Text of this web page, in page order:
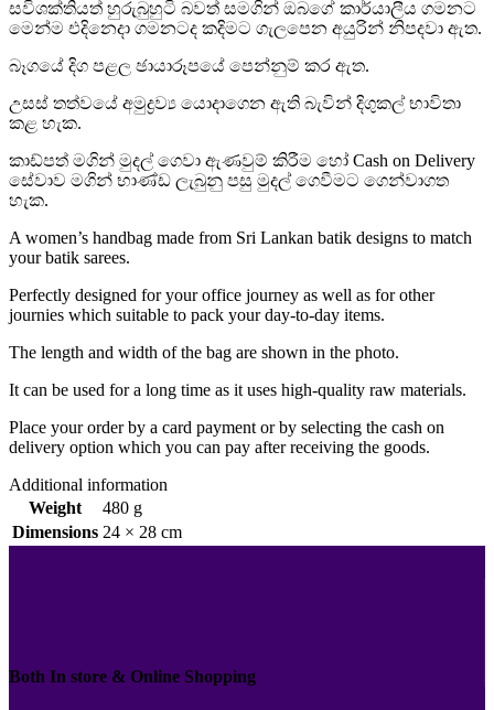
සවිශක්තියත් හුරුබුහුටි බවත් සමගින් ඔබගේ කාර්යාලීය ගමනට
මෙන්ම එදිනෙදා ගමනටද කදිමට ගැලපෙන අයුරින් නිපදවා ඇත.
බෑගයේ දිග පළල ඡායාරූපයේ පෙන්නුම් කර ඇත.
උසස් තත්වයේ අමුද්‍රව්‍ය යොදාගෙන ඇති බැවින් දිගුකල් භාවිතා
කළ හැක.
කාඩ්පත් මගින් මුදල් ගෙවා ඇණවුම් කිරීම හෝ Cash on Delivery
සේවාව මගින් භාණ්ඩ ලැබුනු පසු මුදල් ගෙවීමට ගෙන්වාගත
හැක.
A women’s handbag made from Sri Lankan batik designs to match
your batik sarees.
Perfectly designed for your office journey as well as for other
journies which suitable to pack your day-to-day items.
The length and width of the bag are shown in the photo.
It can be used for a long time as it uses high-quality raw materials.
Place your order by a card payment or by selecting the cash on
delivery option which you can pay after receiving the goods.
Additional information
Weight
480 g
Dimensions 24 × 28 cm
Both In store & Online Shopping